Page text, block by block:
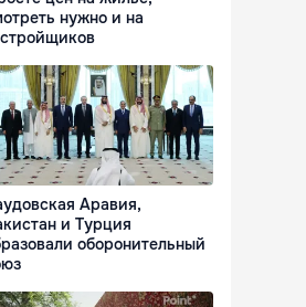
нужно и на
Аравия,
и Турция
оборонительный